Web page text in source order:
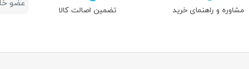
مشاوره و راهنمای خرید تضمین اصالت کالا